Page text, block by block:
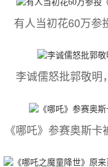
有人当初花60万参
李诚儒怒批郭敬明
《哪吒》参赛奥斯